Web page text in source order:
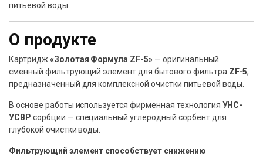
питьевой воды
О продукте
Картридж «Золотая Формула ZF-5» — оригинальный
сменный фильтрующий элемент для бытового фильтра ZF-5,
предназначенный для комплексной очистки питьевой воды.
В основе работы используется фирменная технология УНС-
УСВР сорбции — специальный углеродный сорбент для
глубокой очистки воды.
Фильтрующий элемент способствует снижению